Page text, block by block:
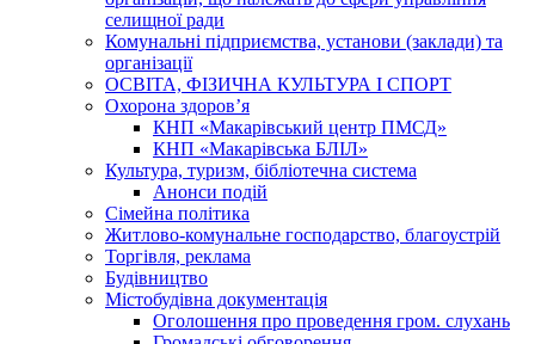
селищної ради
Комунальні підприємства, установи (заклади) та
організації
ОСВІТА, ФІЗИЧНА КУЛЬТУРА І СПОРТ
Охорона здоров’я
КНП «Макарівський центр ПМСД»
КНП «Макарівська БЛІЛ»
Культура, туризм, бібліотечна система
Анонси подій
Сімейна політика
Житлово-комунальне господарство, благоустрій
Торгівля, реклама
Будівництво
Містобудівна документація
Оголошення про проведення гром. слухань